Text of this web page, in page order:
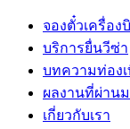
จองตั๋วเครื่อง
บริการยื่นวีซ่า
บทความท่องเ
ผลงานที่ผ่าน
เกี่ยวกับเรา